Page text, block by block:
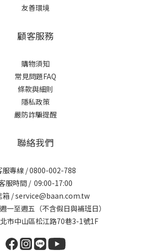
友善環境
顧客服務
購物須知
常見問題FAQ
條款與細則
隱私政策
嚴防詐騙提醒
聯絡我們
服專線 / 0800-002-788
服時間 / 09:00-17:00
箱 / service@baan.com.tw
一至週五（不含假日與補班日）
市中山區松江路70巷3-1號1F